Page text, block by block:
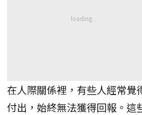
在人際關係裡，有些人經常覺
付出，始終無法獲得回報。這